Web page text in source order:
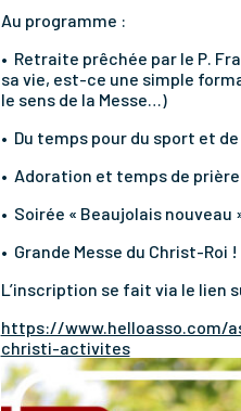
Au programme :
•⁠ ⁠Retraite prêchée par le P.
sa vie, est-ce une simple
le sens de la Messe…)
•⁠ ⁠Du temps pour du sport et
•⁠ ⁠Adoration et temps de prière
•⁠ ⁠Soirée « Beaujolais
•⁠ ⁠Grande Messe du Christ-Roi !
L’inscription se fait via le lien
https://www.helloasso.com/
christi-activites